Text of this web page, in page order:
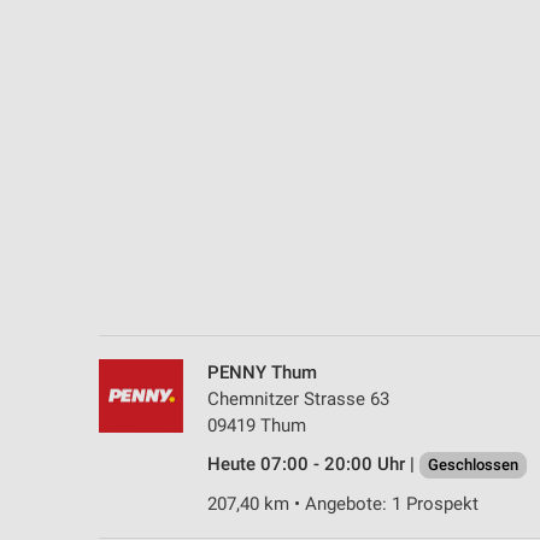
PENNY Thum
Chemnitzer Strasse 63
09419 Thum
Heute 07:00 - 20:00 Uhr |
Geschlossen
207,40 km • Angebote: 1 Prospekt
Notwendig
Performance